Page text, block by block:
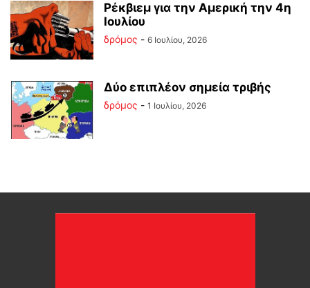
Ρέκβιεμ για την Αμερική την 4η
Ιουλίου
δρόμος - 6 Ιουλίου, 2026
Δύο επιπλέον σημεία τριβής
δρόμος - 1 Ιουλίου, 2026